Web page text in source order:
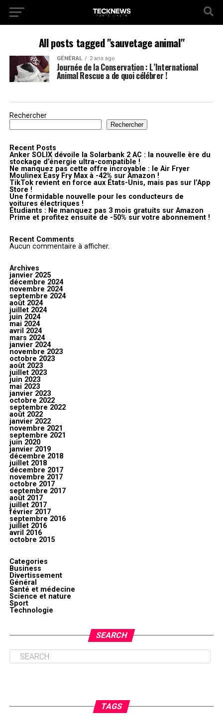
All posts tagged "sauvetage animal"
GÉNÉRAL 2 ans ago
Journée de la Conservation : L’International
Animal Rescue a de quoi célébrer !
Rechercher
Rechercher
Recent Posts
Anker SOLIX dévoile la Solarbank 2 AC : la nouvelle ère du
stockage d’énergie ultra-compatible !
Ne manquez pas cette offre incroyable : le Air Fryer
Moulinex Easy Fry Max à -42% sur Amazon !
TikTok revient en force aux États-Unis, mais pas sur l’App
Store !
Une formidable nouvelle pour les conducteurs de
voitures électriques !
Étudiants : Ne manquez pas 3 mois gratuits sur Amazon
Prime et profitez ensuite de -50% sur votre abonnement !
Recent Comments
Aucun commentaire à afficher.
Archives
janvier 2025
décembre 2024
novembre 2024
septembre 2024
août 2024
juillet 2024
juin 2024
mai 2024
avril 2024
mars 2024
janvier 2024
novembre 2023
octobre 2023
août 2023
juillet 2023
juin 2023
mai 2023
janvier 2023
octobre 2022
septembre 2022
août 2022
janvier 2022
novembre 2021
septembre 2021
juin 2020
janvier 2019
décembre 2018
juillet 2018
décembre 2017
novembre 2017
octobre 2017
septembre 2017
août 2017
juillet 2017
février 2017
septembre 2016
juillet 2016
avril 2016
octobre 2015
Categories
Business
Divertissement
Général
Santé et médecine
Science et nature
Sport
Technologie
SEARCH
TAGS